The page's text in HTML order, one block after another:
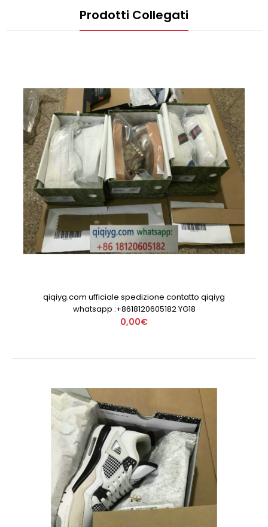
Prodotti Collegati
qiqiyg.com ufficiale spedizione contatto qiqiyg
whatsapp :+8618120605182 YG18
0,00€